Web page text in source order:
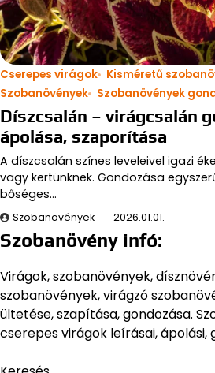
Cserepes virágok
Kisméretű
Szobanövények
Szobanövények
Díszcsalán – virágcsalán
ápolása, szaporítása
A díszcsalán színes leveleivel igazi
vagy kertünknek. Gondozása
bőséges…
Szobanövények 2026.01.01.
Szobanövény infó:
Virágok, szobanövények,
szobanövények, virágzó
ültetése, szapítása, gondozása.
cserepes virágok leírásai, ápolási,